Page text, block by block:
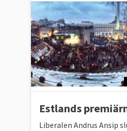
Estlands
Liberalen Andrus Ansip